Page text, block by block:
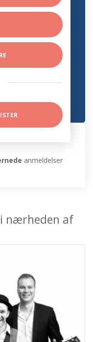
anmeldelser
nærheden af